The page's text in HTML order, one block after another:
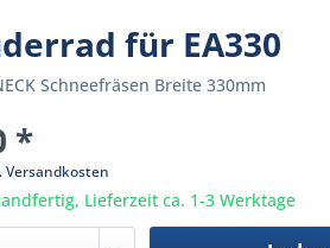
für EA330
Schneefräsen Breite 330mm
*
Versandkosten
Lieferzeit ca. 1-3 Werktage